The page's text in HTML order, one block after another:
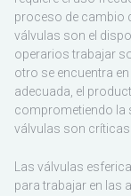
proceso de cambio
válvulas son el
operarios trabajar
otro se encuentra
adecuada, el
comprometiendo la
válvulas son críticas
Las válvulas
para trabajar en las